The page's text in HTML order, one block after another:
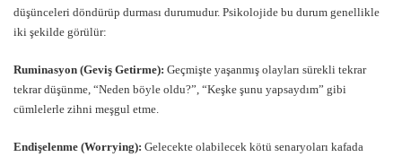
düşünceleri döndürüp durması durumudur. Psikolojide bu durum genellikle
iki şekilde görülür:
Ruminasyon (Geviş Getirme): Geçmişte yaşanmış olayları sürekli tekrar
tekrar düşünme, “Neden böyle oldu?”, “Keşke şunu yapsaydım” gibi
cümlelerle zihni meşgul etme.
Endişelenme (Worrying): Gelecekte olabilecek kötü senaryoları kafada